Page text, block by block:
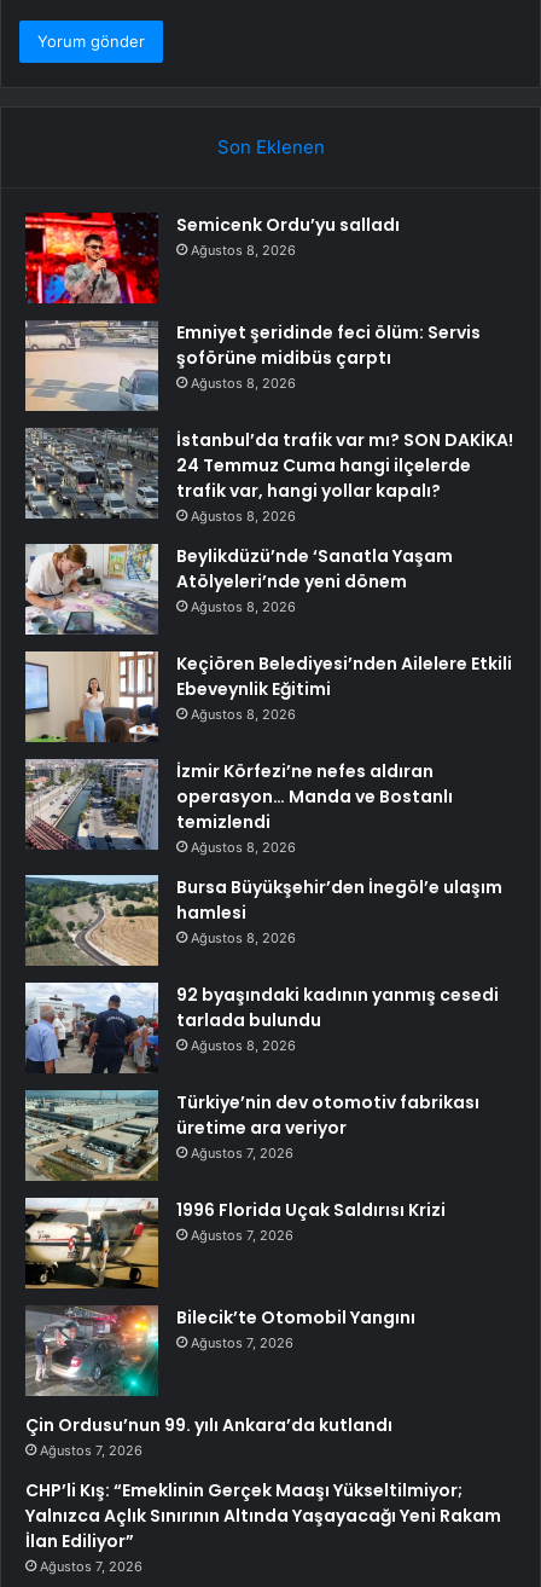
Son Eklenen
Semicenk Ordu’yu salladı
Ağustos 8, 2026
Emniyet şeridinde feci ölüm: Servis
şoförüne midibüs çarptı
Ağustos 8, 2026
İstanbul’da trafik var mı? SON DAKİKA!
24 Temmuz Cuma hangi ilçelerde
trafik var, hangi yollar kapalı?
Ağustos 8, 2026
Beylikdüzü’nde ‘Sanatla Yaşam
Atölyeleri’nde yeni dönem
Ağustos 8, 2026
Keçiören Belediyesi’nden Ailelere Etkili
Ebeveynlik Eğitimi
Ağustos 8, 2026
İzmir Körfezi’ne nefes aldıran
operasyon… Manda ve Bostanlı
temizlendi
Ağustos 8, 2026
Bursa Büyükşehir’den İnegöl’e ulaşım
hamlesi
Ağustos 8, 2026
92 byaşındaki kadının yanmış cesedi
tarlada bulundu
Ağustos 8, 2026
Türkiye’nin dev otomotiv fabrikası
üretime ara veriyor
Ağustos 7, 2026
1996 Florida Uçak Saldırısı Krizi
Ağustos 7, 2026
Bilecik’te Otomobil Yangını
Ağustos 7, 2026
Çin Ordusu’nun 99. yılı Ankara’da kutlandı
Ağustos 7, 2026
CHP’li Kış: “Emeklinin Gerçek Maaşı Yükseltilmiyor;
Yalnızca Açlık Sınırının Altında Yaşayacağı Yeni Rakam
İlan Ediliyor”
Ağustos 7, 2026